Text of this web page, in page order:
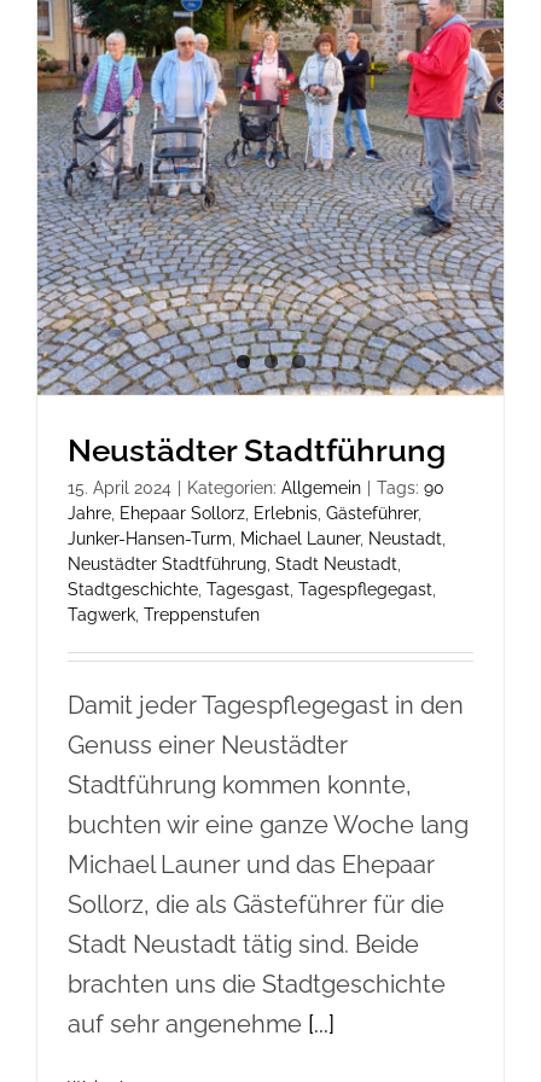
Neustädter Stadtführung
15. April 2024 Kategorien: Allgemein Tags: 90
Jahre, Ehepaar Sollorz, Erlebnis, Gästeführer,
Junker-Hansen-Turm, Michael Launer, Neustadt,
Neustädter Stadtführung, Stadt Neustadt,
Stadtgeschichte, Tagesgast, Tagespflegegast,
Tagwerk, Treppenstufen
Damit jeder Tagespflegegast in den
Genuss einer Neustädter
Stadtführung kommen konnte,
buchten wir eine ganze Woche lang
Michael Launer und das Ehepaar
Sollorz, die als Gästeführer für die
Stadt Neustadt tätig sind. Beide
brachten uns die Stadtgeschichte
auf sehr angenehme [...]